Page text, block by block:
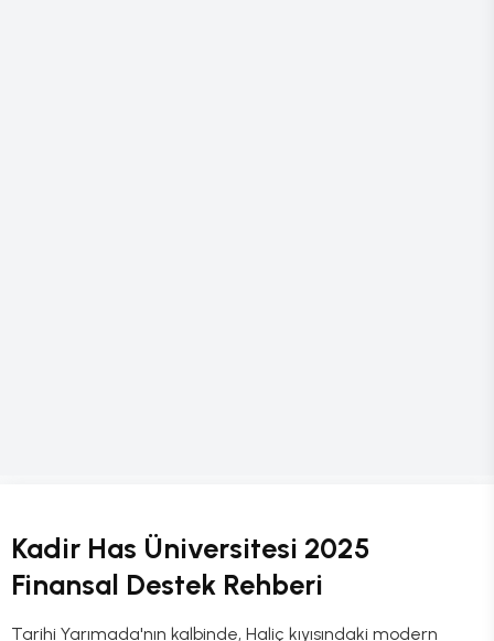
Kadir Has Üniversitesi 2025
Finansal Destek Rehberi
Tarihi Yarımada'nın kalbinde, Haliç kıyısındaki modern